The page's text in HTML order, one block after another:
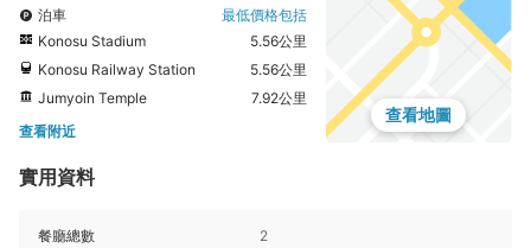
泊車
最低價格包括
Konosu Stadium
5.56公里
Konosu Railway Station
5.56公里
Jumyoin Temple
7.92公里
查看附近
查看地圖
實用資料
餐廳總數 2